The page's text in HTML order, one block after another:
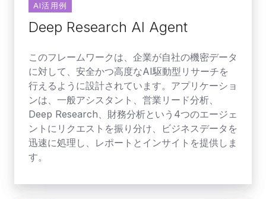
AI活用例
Deep Research AI Agent
このフレームワークは、企業が自社の機密データ
に対して、安全かつ高度なAI駆動型リサーチを
行えるように設計されています。アプリケーショ
ンは、一般アシスタント、営業リード分析、
Deep Research、財務分析という4つのエージェ
ントにリクエストを振り分け、ビジネスデータを
迅速に処理し、レポートとインサイトを提供しま
す。